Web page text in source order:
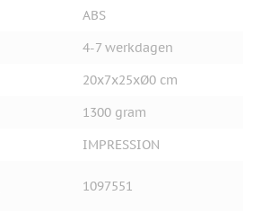
ABS
4-7 werkdagen
20x7x25xØ0 cm
1300 gram
IMPRESSION
1097551